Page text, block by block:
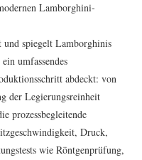
Lamborghini-
spiegelt Lamborghinis
umfassendes
abdeckt: von
der Legierungsreinheit
prozessbegleitende
Druck,
wie Röntgenprüfung,